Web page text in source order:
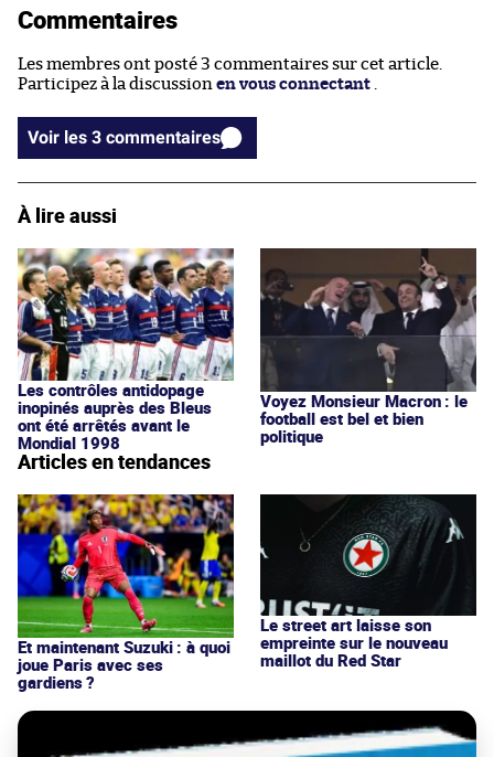
Commentaires
Les membres ont posté 3 commentaires sur cet article.
Participez à la discussion en vous connectant
Voir les 3 commentaires
À lire aussi
Les contrôles antidopage
inopinés auprès des Bleus
ont été arrêtés avant le
Mondial 1998
Voyez Monsieur Macron : le
football est bel et bien
politique
Articles en tendances
Et maintenant Suzuki : à quoi
joue Paris avec ses
gardiens ?
Le street art laisse son
empreinte sur le nouveau
maillot du Red Star